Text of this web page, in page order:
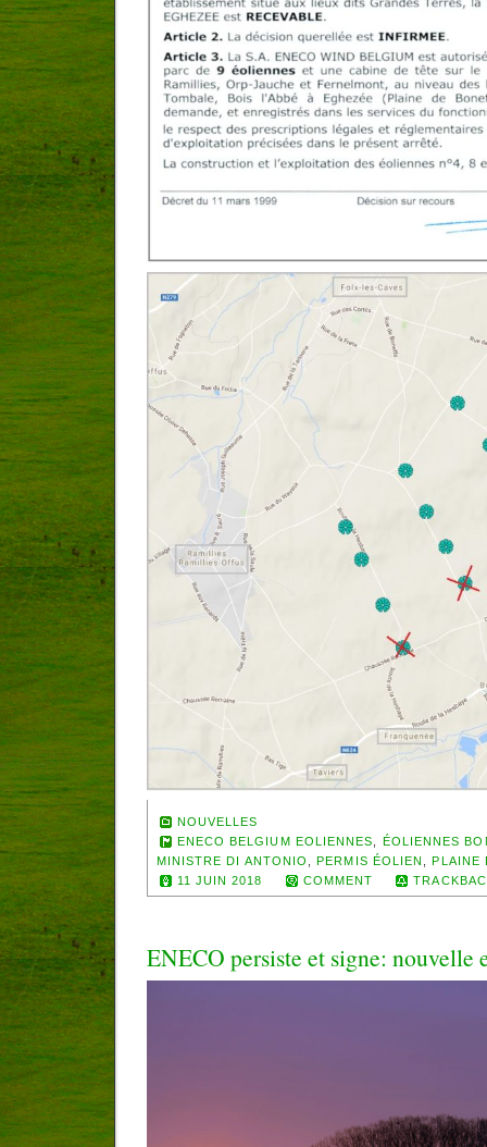
NOUVELLES
ENECO BELGIUM EOLIENNES
ÉOLIENNES
MINISTRE DI ANTONIO
,PERMIS ÉOLIEN ,PLAINE
11 JUIN 2018
COMMENT
ENECO persiste et signe: nouvelle